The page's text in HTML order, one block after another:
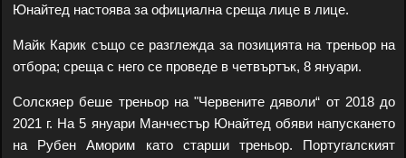
Юнайтед настоява за официална среща лице в лице.
Майк Карик също се разглежда за позицията на треньор на
отбора; среща с него се проведе в четвъртък, 8 януари.
Солскяер беше треньор на "Червените дяволи“ от 2018 до
2021 г. На 5 януари Манчестър Юнайтед обяви напускането
на Рубен Аморим като старши треньор. Португалският